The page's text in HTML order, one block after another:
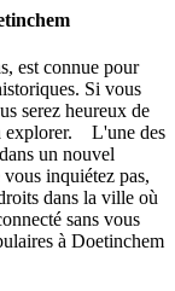
est connue pour
Si vous
serez heureux de
explorer. L'une des
un nouvel
inquiétez pas,
dans la ville où
sans vous
à Doetinchem